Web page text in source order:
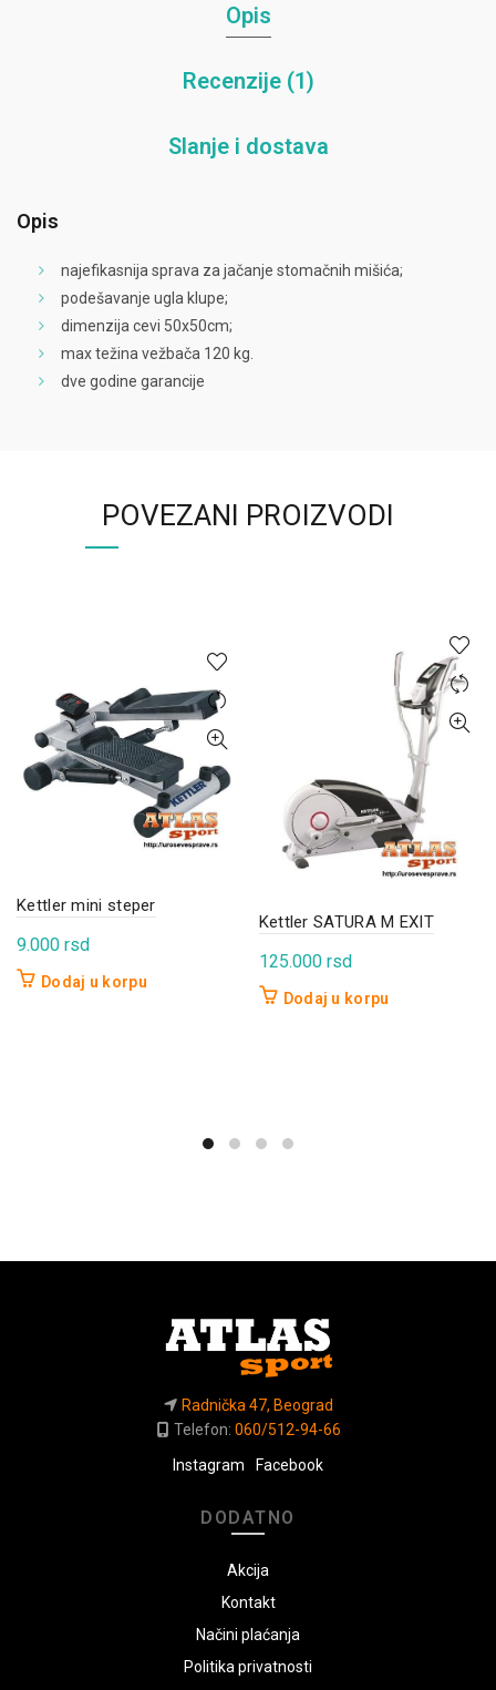
Opis
Recenzije (1)
Slanje i dostava
Opis
najefikasnija sprava za jačanje stomačnih mišića;
podešavanje ugla klupe;
dimenzija cevi 50x50cm;
max težina vežbača 120 kg.
dve godine garancije
POVEZANI PROIZVODI
Kettler mini steper
9.000 rsd
Dodaj u korpu
Kettler SATURA M EXIT
125.000 rsd
Dodaj u korpu
Radnička 47, Beograd
Telefon: 060/512-94-66
Instagram
Facebook
DODATNO
Akcija
Kontakt
Načini plaćanja
Politika privatnosti